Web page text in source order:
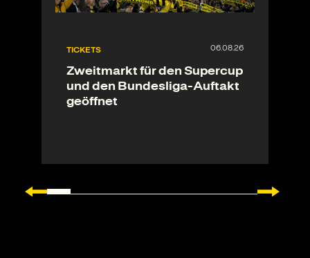
TICKETS
Zweitmarkt für den Supercup
und den Bundesliga-Auftakt
geöffnet